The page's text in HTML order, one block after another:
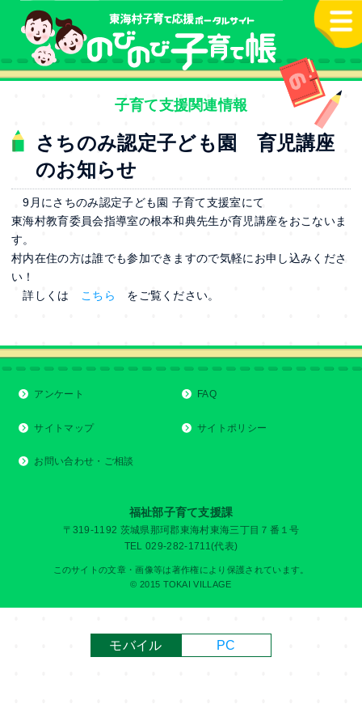
本文へ
子育て支援関連情報
さちのみ認定子ども園 育児講座
のお知らせ
9月にさちのみ認定子ども園 子育て支援室にて
東海村教育委員会指導室の根本和典先生が育児講座をおこないま
す。
村内在住の方は誰でも参加できますので気軽にお申し込みくださ
い！
詳しくは
こちら をご覧ください。
アンケート FAQ
サイトマップ サイトポリシー
お問い合わせ・ご相談
福祉部子育て支援課
〒319-1192 茨城県那珂郡東海村東海三丁目７番１号
TEL 029-282-1711(代表)
このサイトの文章・画像等は著作権により保護されています。
© 2015 TOKAI VILLAGE
モバイル PC